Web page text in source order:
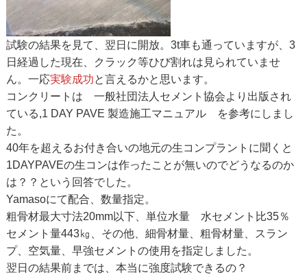
試験の結果を見て、翌日に開放。3t車も通っていますが、3
日経過した現在、クラック等ひび割れは見られていませ
ん。一応実験成功と言えるかと思います。
コンクリートは 一般社団法人セメント協会より出版され
ている,1 DAY PAVE 製造施工マニュアル を参考にしまし
た。
40年を超えるお付き合いの地元の生コンプラントに聞くと
1DAYPAVEの生コンは作ったことが無いのでどうなるのか
は？？という回答でした。
Yamasoにて配合、数量指定。
粗骨材最大寸法20mm以下、単位水量 水セメント比35％
セメント量443㎏、その他、細骨材量、粗骨材量、スラン
プ、空気量、早強セメントの使用を指定しました。
翌日の結果前までは、本当に強度試験できるの？